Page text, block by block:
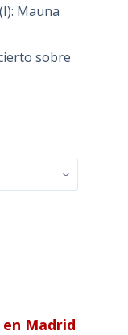
Mauna
sobre
Madrid